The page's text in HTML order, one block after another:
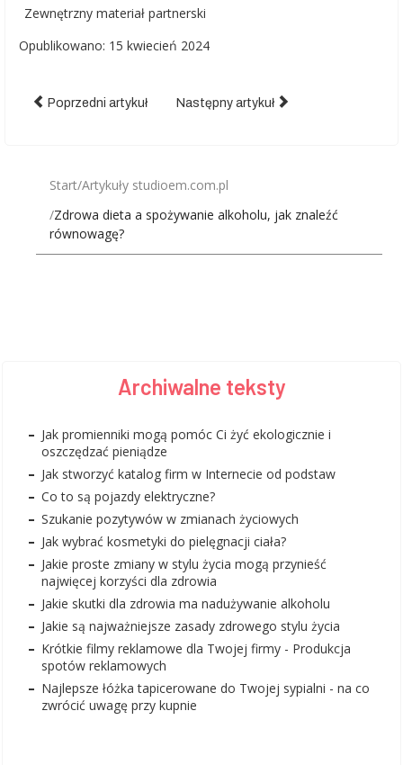
Zewnętrzny materiał partnerski
Opublikowano: 15 kwiecień 2024
Poprzedni artykuł Następny artykuł
Start Artykuły studioem.com.pl
Zdrowa dieta a spożywanie alkoholu, jak znaleźć
równowagę?
Archiwalne teksty
Jak promienniki mogą pomóc Ci żyć ekologicznie i
oszczędzać pieniądze
Jak stworzyć katalog firm w Internecie od podstaw
Co to są pojazdy elektryczne?
Szukanie pozytywów w zmianach życiowych
Jak wybrać kosmetyki do pielęgnacji ciała?
Jakie proste zmiany w stylu życia mogą przynieść
najwięcej korzyści dla zdrowia
Jakie skutki dla zdrowia ma nadużywanie alkoholu
Jakie są najważniejsze zasady zdrowego stylu życia
Krótkie filmy reklamowe dla Twojej firmy - Produkcja
spotów reklamowych
Najlepsze łóżka tapicerowane do Twojej sypialni - na co
zwrócić uwagę przy kupnie